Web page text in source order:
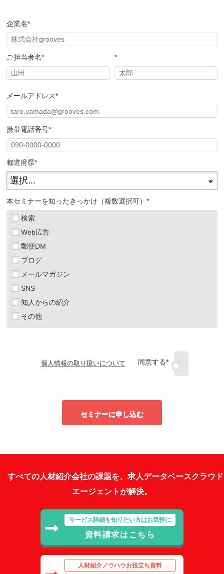
*
企業名
*
ご担当者名 *
*
メールアドレス
*
携帯電話番号
*
都道府県
*
本セミナーを知ったきっかけ（複数選択可）
検索
Web広告
郵便DM
ブログ
メールマガジン
SNS
知人からの紹介
その他
個人情報の取り扱いについて *
同意する
セミナーに申し込む
すべての人材紹介会社の課題を、求人データベースクラウド
エージェントが解決。
サービス詳細を知りたい方はお気軽に
資料請求はこちら
人材紹介ノウハウお役立ち資料